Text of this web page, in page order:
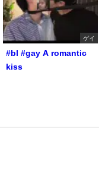
ゲイ
#bl #gay A romantic
kiss